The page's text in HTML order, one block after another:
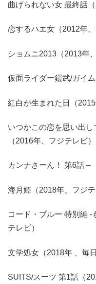
曲げられない女 最終話
恋するハエ女（2012年、
ショムニ2013（2013年
仮面ライダー鎧武/ガイ
紅白が生まれた日（2015
いつかこの恋を思い出
（2016年、フジテレビ）
カンナさーん！ 第6話 –
海月姫（2018年、フジテ
コード・ブルー 特別編
テレビ）
文学処女（2018年 、毎
SUITS/スーツ 第1話（